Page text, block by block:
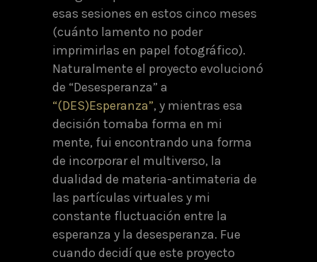
esas sesiones en estos cinco meses
(cuánto lamento no poder
imprimirlas en papel fotográfico).
Naturalmente el proyecto evolucionó
de “Desesperanza” a
“(DES)Esperanza”, y mientras esa
decisión tomaba forma en mi
mente, fui encontrando una forma
de incorporar el multiverso, la
dualidad de materia-antimateria de
las partículas virtuales y mi
constante fluctuación entre la
esperanza y la desesperanza. Fue
cuando decidí que este proyecto